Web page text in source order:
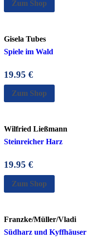
Zum Shop
Gisela Tubes
Spiele im Wald
19.95 €
Zum Shop
Wilfried Ließmann
Steinreicher Harz
19.95 €
Zum Shop
Franzke/Müller/Vladi
Südharz und Kyffhäuser